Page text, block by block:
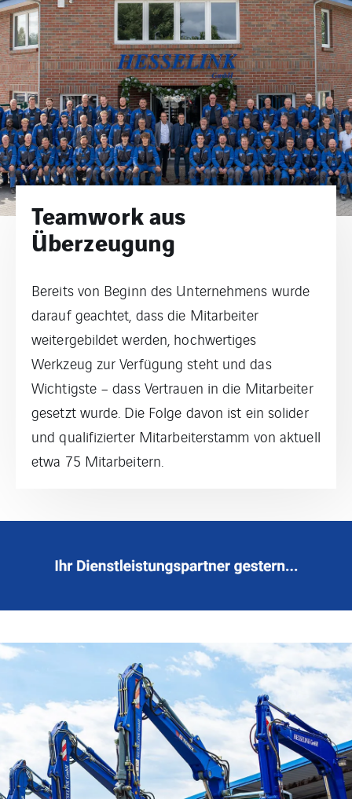
Teamwork aus
Überzeugung
Bereits von Beginn des Unternehmens wurde
darauf geachtet, dass die Mitarbeiter
weitergebildet werden, hochwertiges
Werkzeug zur Verfügung steht und das
Wichtigste – dass Vertrauen in die Mitarbeiter
gesetzt wurde. Die Folge davon ist ein solider
und qualifizierter Mitarbeiterstamm von aktuell
etwa 75 Mitarbeitern.